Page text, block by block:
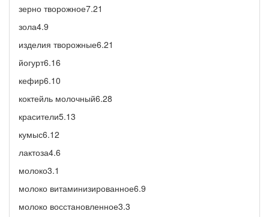
зерно творожное7.21
зола4.9
изделия творожные6.21
йогурт6.16
кефир6.10
коктейль молочный6.28
красители5.13
кумыс6.12
лактоза4.6
молоко3.1
молоко витаминизированное6.9
молоко восстановленное3.3